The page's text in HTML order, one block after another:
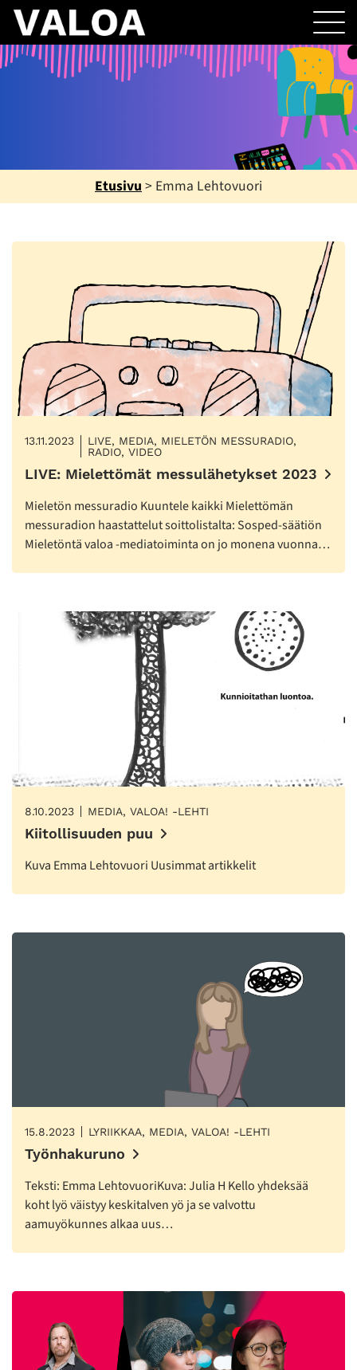
Etusivu > Emma Lehtovuori
13.11.2023
LIVE, MEDIA, MIELETÖN MESSURADIO,
RADIO, VIDEO
LIVE: Mielettömät messulähetykset 2023
Mieletön messuradio Kuuntele kaikki Mielettömän
messuradion haastattelut soittolistalta: Sosped-säätiön
Mieletöntä valoa -mediatoiminta on jo monena vuonna…
8.10.2023 MEDIA, VALOA! -LEHTI
Kiitollisuuden puu
Kuva Emma Lehtovuori Uusimmat artikkelit
15.8.2023 LYRIIKKAA, MEDIA, VALOA! -LEHTI
Työnhakuruno
Teksti: Emma LehtovuoriKuva: Julia H Kello yhdeksää
koht lyö väistyy keskitalven yö ja se valvottu
aamuyökunnes alkaa uus…